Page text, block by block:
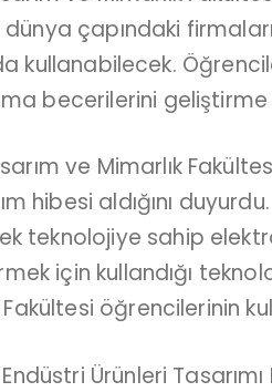
çapındaki
kullanabilecek.
becerilerini geliştirme
ve Mimarlık
hibesi aldığını
teknolojiye sahip
için kullandığı
öğrencilerinin
Ürünleri